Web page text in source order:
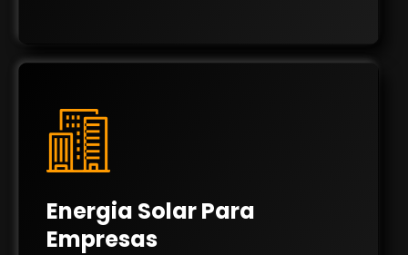
Energia Solar Para
Empresas